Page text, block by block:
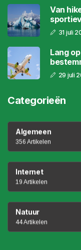
Van
31 juli
Lang
29 juli
Categorieën
Algemeen
356 Artikelen
Internet
19 Artikelen
Natuur
44 Artikelen